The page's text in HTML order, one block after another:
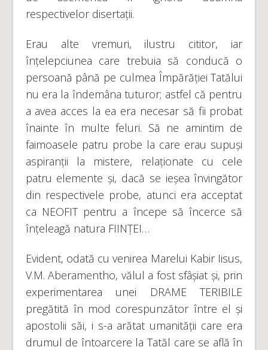
respectivelor disertații.
Erau alte vremuri, ilustru cititor, iar
înțelepciunea care trebuia să conducă o
persoană până pe culmea Împărăției Tatălui
nu era la îndemâna tuturor; astfel că pentru
a avea acces la ea era necesar să fii probat
înainte în multe feluri. Să ne amintim de
faimoasele patru probe la care erau supuși
aspiranții la mistere, relaționate cu cele
patru elemente și, dacă se ieșea învingător
din respectivele probe, atunci era acceptat
ca NEOFIT pentru a începe să încerce să
înțeleagă natura FIINȚEI…
Evident, odată cu venirea Marelui Kabir Iisus,
V.M. Aberamentho, vălul a fost sfâșiat și, prin
experimentarea unei DRAME TERIBILE
pregătită în mod corespunzător între el și
apostolii săi, i s-a arătat umanității care era
drumul de întoarcere la Tatăl care se află în